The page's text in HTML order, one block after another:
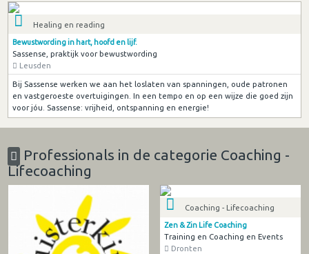
Healing en reading
Bewustwording in hart, hoofd en lijf.
Sassense, praktijk voor bewustwording
Leusden
Bij Sassense werken we aan het loslaten van spanningen, oude patronen
en vastgeroeste overtuigingen. In een tempo en op een wijze die goed zijn
voor jóu. Sassense: vrijheid, ontspanning en energie!
Professionals in de categorie Coaching -
Lifecoaching
Coaching - Lifecoaching
Zen & Zin Life Coaching
Training en Coaching en Events
Dronten